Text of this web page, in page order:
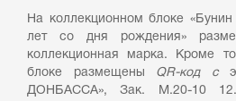
На коллекционном блоке
лет со дня рождения»
коллекционная марка. Кроме
блоке размещены QR-код с
ДОНБАССА», Зак. М.20-10